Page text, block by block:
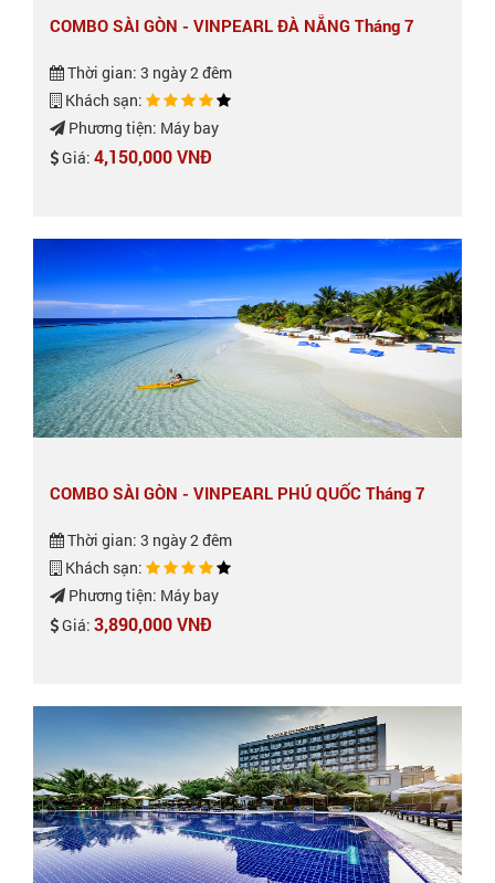
COMBO SÀI GÒN - VINPEARL ĐÀ NẴNG Tháng 7
Thời gian: 3 ngày 2 đêm
Khách sạn:
Phương tiện: Máy bay
Giá: 4,150,000 VNĐ
COMBO SÀI GÒN - VINPEARL PHÚ QUỐC Tháng 7
Thời gian: 3 ngày 2 đêm
Khách sạn:
Phương tiện: Máy bay
Giá: 3,890,000 VNĐ